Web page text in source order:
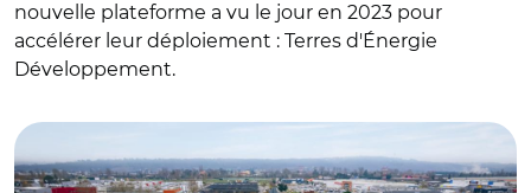
nouvelle plateforme a vu le jour en 2023 pour
accélérer leur déploiement : Terres d'Énergie
Développement.